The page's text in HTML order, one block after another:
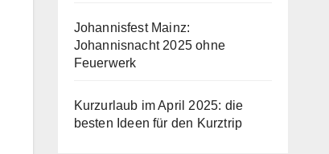
Johannisfest Mainz:
Johannisnacht 2025 ohne
Feuerwerk
Kurzurlaub im April 2025: die
besten Ideen für den Kurztrip